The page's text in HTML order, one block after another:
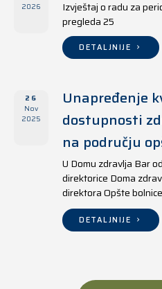
2026
Izvještaj o radu za
pregleda 25
DETALJNIJE
26
Nov
2025
Unapređenje
dostupnosti
na području
U Domu zdravlja Bar
direktorice Doma
direktora Opšte
direktora Doma
DETALJNIJE